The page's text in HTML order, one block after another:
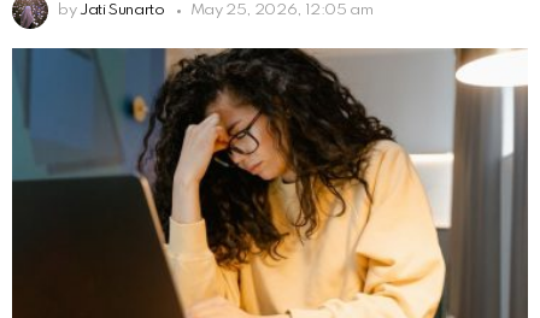
by Jati Sunarto May 25, 2026, 12:05 am